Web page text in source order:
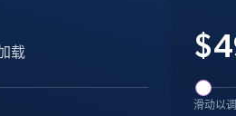
载 $
滑动以